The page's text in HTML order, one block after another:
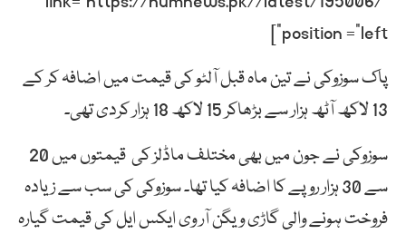
position =”left”]
پاک سوزوکی نے تین ماہ قبل آلٹو کی قیمت میں اضافہ کر کے
13 لاکھ آٹھ ہزار سے بڑھاکر 15 لاکھ 18 ہزار کردی تھی۔
سوزوکی نے جون میں بھی مختلف ماڈلز کی قیمتوں میں 20
سے 30 ہزار روپے کا اضافہ کیا تھا۔ سوزوکی کی سب سے زیادہ
فروخت ہونے والی گاڑی ویگن آر وی ایکس ایل کی قیمت گیارہ